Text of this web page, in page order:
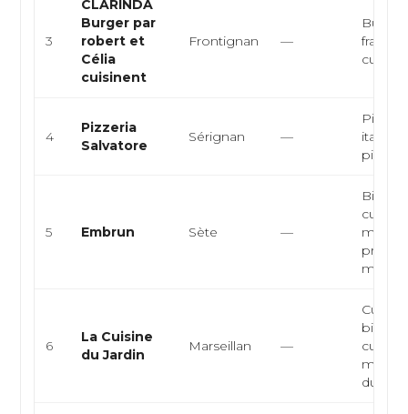
3
CLARINDA
Burger par
robert et
Célia
cuisinent
Frontignan —
cuisine
4
Pizzeria
Salvatore
Sérignan —
pizza
5 Embrun Sète —
cuisine
me...
6
La Cuisine
du Jardin
Marseillan —
Cuisine
du su...